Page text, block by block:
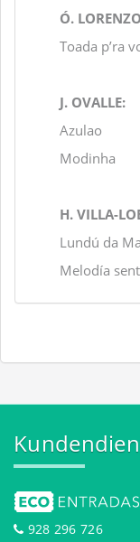
Ó.
Toada p’ra
J. OVALLE:
Azulao
Modinha
H. VILLA-
Lundú da
Melodía
928 296 726